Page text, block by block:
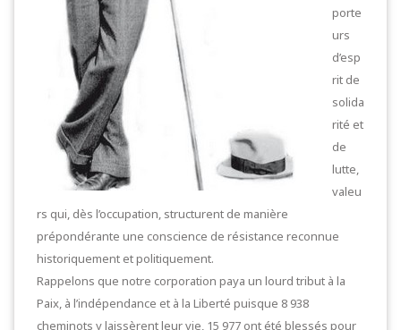
porte
urs
d’esp
rit de
solida
rité et
de
lutte,
valeu
rs qui, dès l’occupation, structurent de manière
prépondérante une conscience de résistance reconnue
historiquement et politiquement.
Rappelons que notre corporation paya un lourd tribut à la
Paix, à l’indépendance et à la Liberté puisque 8 938
cheminots y laissèrent leur vie, 15 977 ont été blessés pour